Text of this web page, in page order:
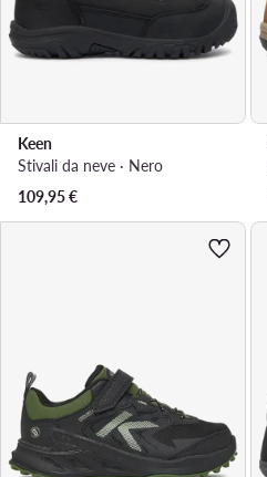
Keen
Stivali da neve · Nero
109,95€